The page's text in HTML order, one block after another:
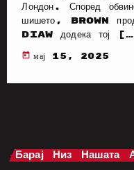
Лондон. Според
шишето, Brown
Diaw додека тој
today мај 15, 2025
Барај Низ Нашата